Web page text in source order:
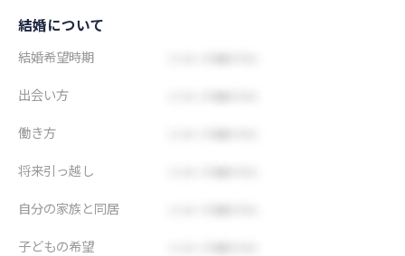
結婚について
結婚希望時期
出会い方
働き方
将来引っ越し
自分の家族と同居
子どもの希望